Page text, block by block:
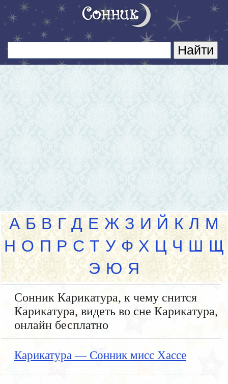
А Б В Г Д Е Ж З И Й К Л М
Н О П Р С Т У Ф Х Ц Ч Ш Щ
Э Ю Я
Сонник Карикатура, к чему снится
Карикатура, видеть во сне Карикатура,
онлайн бесплатно
Карикатура — Сонник мисс Хассе